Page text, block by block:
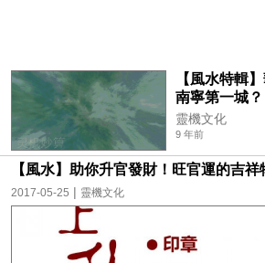
【風水特輯
南寧第一城？
靈機文化
9 年前
【風水】助你升官發財！旺官運的吉祥
2017-05-25 | 靈機文化